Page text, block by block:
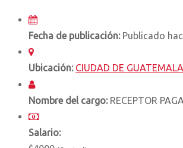
Fecha de publicación: Publicado
Ubicación: CIUDAD DE GUATEMALA
Nombre del cargo: RECEPTOR
Salario: